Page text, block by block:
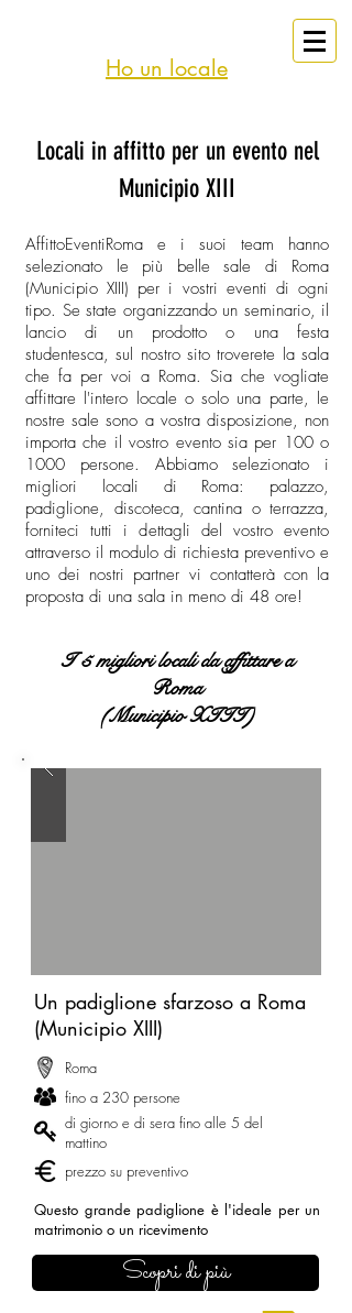
Ho un locale
Locali in affitto per un evento nel
Municipio XIII
AffittoEventiRoma e i suoi team hanno
selezionato le più belle sale di Roma
(Municipio XIII) per i vostri eventi di ogni
tipo. Se state organizzando un seminario, il
lancio di un prodotto o una festa
studentesca, sul nostro sito troverete la sala
che fa per voi a Roma. Sia che vogliate
affittare l'intero locale o solo una parte, le
nostre sale sono a vostra disposizione, non
importa che il vostro evento sia per 100 o
1000 persone. Abbiamo selezionato i
migliori locali di Roma: palazzo,
padiglione, discoteca, cantina o terrazza,
forniteci tutti i dettagli del vostro evento
attraverso il modulo di richiesta preventivo e
uno dei nostri partner vi contatterà con la
proposta di una sala in meno di 48 ore!
I 5 migliori locali da affittare a
Roma
(Municipio XIII)
Un padiglione sfarzoso a Roma
(Municipio XIII)
Roma
fino a 230 persone
di giorno e di sera fino alle 5 del
mattino
prezzo su preventivo
Questo grande padiglione è l'ideale per un
matrimonio o un ricevimento
Scopri di più